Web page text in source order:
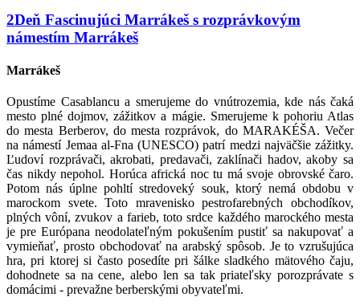
2Deň Fascinujúci Marrákeš s rozprávkovým
námestím Marrákeš
Marrákeš
Opustíme Casablancu a smerujeme do vnútrozemia, kde nás čaká
mesto plné dojmov, zážitkov a mágie. Smerujeme k pohoriu Atlas
do mesta Berberov, do mesta rozprávok, do MARAKÉŠA. Večer
na námestí Jemaa al-Fna (UNESCO) patrí medzi najväčšie zážitky.
Ľudoví rozprávači, akrobati, predavači, zaklínači hadov, akoby sa
čas nikdy nepohol. Horúca africká noc tu má svoje obrovské čaro.
Potom nás úplne pohltí stredoveký souk, ktorý nemá obdobu v
marockom svete. Toto mravenisko pestrofarebných obchodíkov,
plných vôní, zvukov a farieb, toto srdce každého marockého mesta
je pre Európana neodolateľným pokušením pustiť sa nakupovať a
vymieňať, prosto obchodovať na arabský spôsob. Je to vzrušujúca
hra, pri ktorej si často posedíte pri šálke sladkého mätového čaju,
dohodnete sa na cene, alebo len sa tak priateľsky porozprávate s
domácimi - prevažne berberskými obyvateľmi.